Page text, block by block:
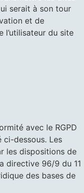
serait à son tour
et de
l’utilisateur du site
avec le RGPD
dessous. Les
les dispositions de
directive 96/9 du 11
des bases de